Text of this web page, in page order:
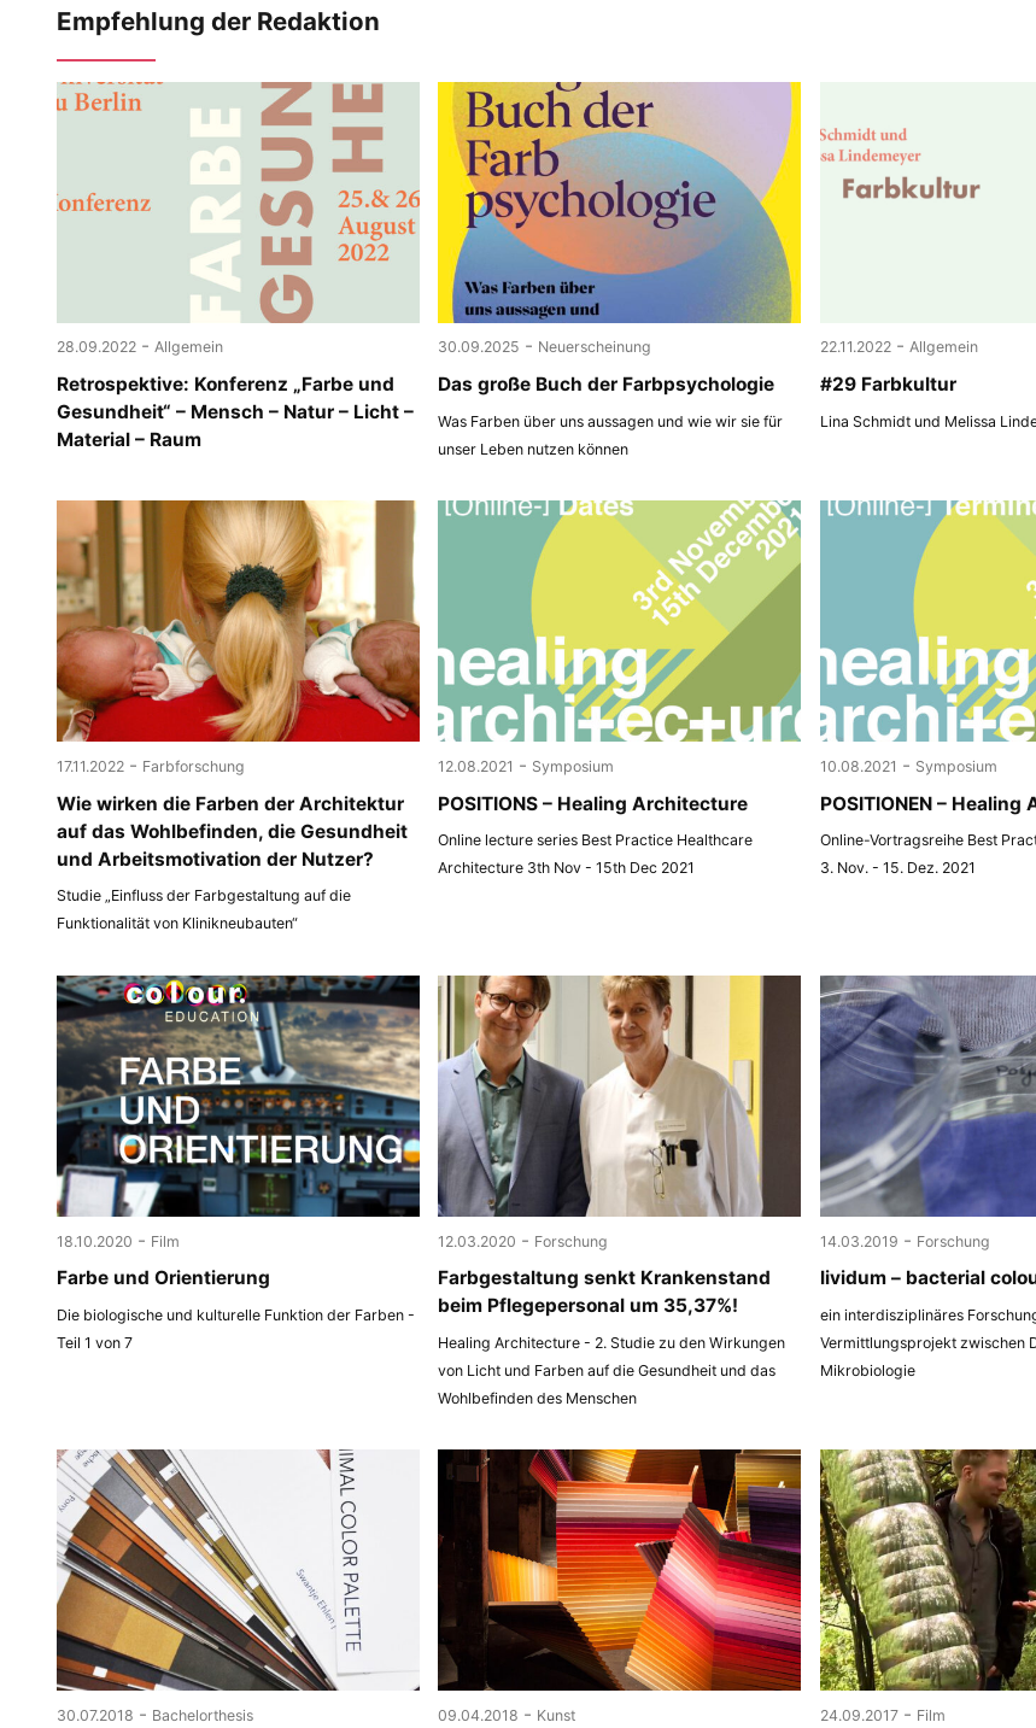
Empfehlung der Redaktion
28.09.2022 - Allgemein
Retrospektive: Konferenz „Farbe und
Gesundheit“ – Mensch – Natur – Licht –
Material – Raum
30.09.2025 - Neuerscheinung
Das große Buch der Farbpsychologie
Was Farben über uns aussagen und wie wir sie für
unser Leben nutzen können
22.11.2022 - Allgemein
#29 Farbkultur
Lina Schmidt und Melissa
17.11.2022 - Farbforschung
Wie wirken die Farben der Architektur
auf das Wohlbefinden, die Gesundheit
und Arbeitsmotivation der Nutzer?
Studie „Einfluss der Farbgestaltung auf die
Funktionalität von Klinikneubauten“
12.08.2021 - Symposium
POSITIONS – Healing Architecture
Online lecture series Best Practice Healthcare
Architecture 3th Nov - 15th Dec 2021
10.08.2021 - Symposium
POSITIONEN –
Online-Vortragsreihe Best
3. Nov. - 15. Dez. 2021
18.10.2020 - Film
Farbe und Orientierung
Die biologische und kulturelle Funktion der Farben -
Teil 1 von 7
12.03.2020 - Forschung
Farbgestaltung senkt Krankenstand
beim Pflegepersonal um 35,37%!
Healing Architecture - 2. Studie zu den Wirkungen
von Licht und Farben auf die Gesundheit und das
Wohlbefinden des Menschen
14.03.2019 - Forschung
lividum – bacterial
ein interdisziplinäres
Vermittlungsprojekt zwischen
Mikrobiologie
30.07.2018 - Bachelorthesis 09.04.2018 - Kunst 24.09.2017 - Film